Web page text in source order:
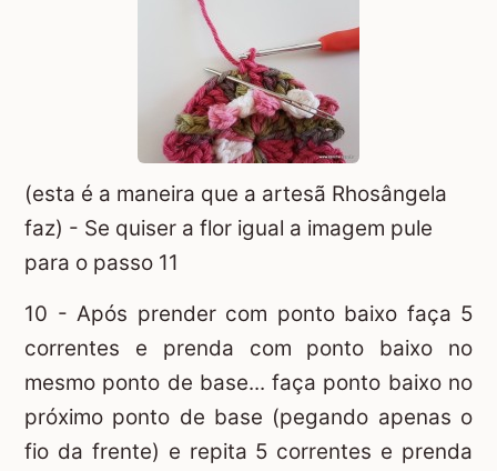
(esta é a maneira que a artesã Rhosângela
faz) - Se quiser a flor igual a imagem pule
para o passo 11
10 - Após prender com ponto baixo faça 5
correntes e prenda com ponto baixo no
mesmo ponto de base... faça ponto baixo no
próximo ponto de base (pegando apenas o
fio da frente) e repita 5 correntes e prenda